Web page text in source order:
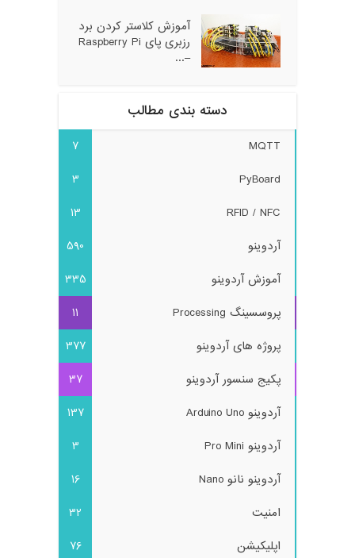
آموزش کلاستر کردن برد
رزبری پای Raspberry Pi
–...
دسته بندی مطالب
MQTT
7
PyBoard
3
RFID / NFC
13
آردوینو
590
آموزش آردوینو
335
پروسسینگ Processing
11
پروژه های آردوینو
377
پکیج سنسور آردوینو
37
آردوینو Arduino Uno
137
آردوینو Pro Mini
3
آردوینو نانو Nano
16
امنیت
32
اپلیکیشن
76